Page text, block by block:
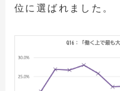
位に選ばれました。